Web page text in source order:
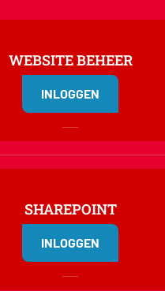
WEBSITE BEHEER
INLOGGEN
SHAREPOINT
INLOGGEN